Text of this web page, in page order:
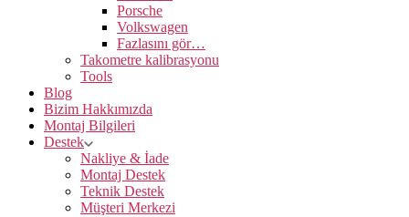
Porsche
Volkswagen
Fazlasını gör…
Takometre kalibrasyonu
Tools
Blog
Bizim Hakkımızda
Montaj Bilgileri
Destek
Nakliye & İade
Montaj Destek
Teknik Destek
Müşteri Merkezi